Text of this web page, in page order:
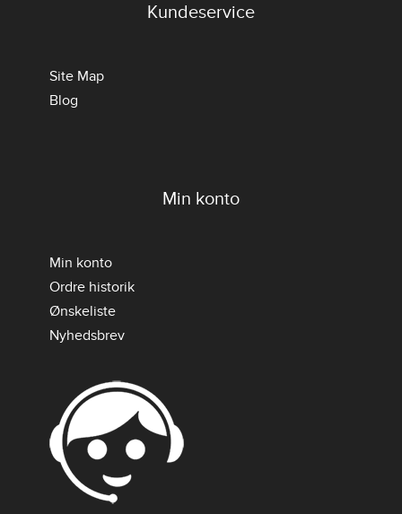
Kundeservice
Site Map
Blog
Min konto
Min konto
Ordre historik
Ønskeliste
Nyhedsbrev